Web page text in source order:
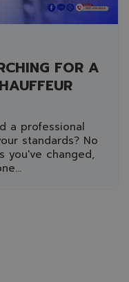
FOR A
a professional
standards? No
you've changed,